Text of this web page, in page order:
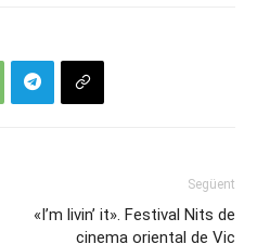
Següent
«I’m livin’ it». Festival Nits de
cinema oriental de Vic